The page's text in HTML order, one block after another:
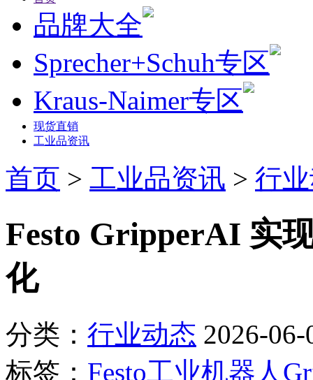
品牌大全
Sprecher+Schuh专区
Kraus-Naimer专区
现货直销
工业品资讯
首页 > 工业品资讯 > 行
Festo GripperAI 实
化
分类： 行业动态 2026-06-
标签： Festo工业机器人